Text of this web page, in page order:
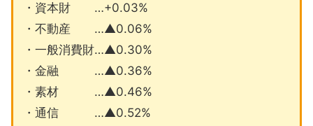
・資本財 …+0.03%
・不動産 …▲0.06%
・一般消費財…▲0.30%
・金融 …▲0.36%
・素材 …▲0.46%
・通信 …▲0.52%